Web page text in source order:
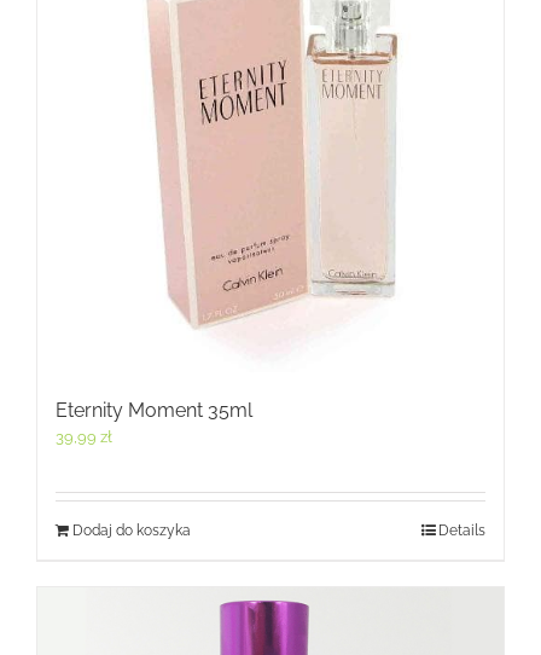
Eternity Moment 35ml
39,99 zł
Dodaj do koszyka Details